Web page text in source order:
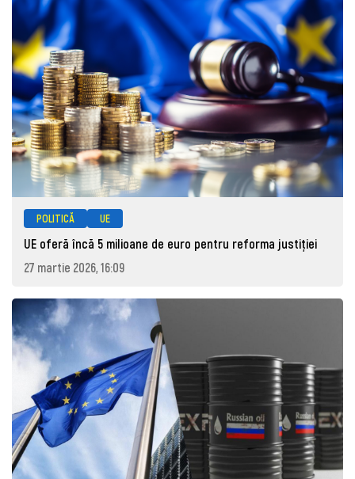
POLITICĂ UE
UE oferă încă 5 milioane de euro pentru reforma justiției
27 martie 2026, 16:09